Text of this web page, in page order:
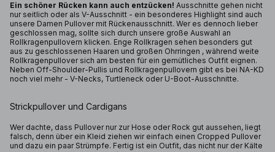
Ein schöner Rücken kann auch entzücken! Ausschnitte gehen nicht
nur seitlich oder als V-Ausschnitt - ein besonderes Highlight sind auch
unsere Damen Pullover mit Rückenausschnitt. Wer es dennoch lieber
geschlossen mag, sollte sich durch unsere große Auswahl an
Rollkragenpullovern klicken. Enge Rollkragen sehen besonders gut
aus zu geschlossenen Haaren und großen Ohrringen , während weite
Rollkragenpullover sich am besten für ein gemütliches Outfit eignen.
Neben Off-Shoulder-Pullis und Rollkragenpullovern gibt es bei NA-KD
noch viel mehr - V-Necks, Turtleneck oder U-Boot-Ausschnitte.
Strickpullover und Cardigans
Wer dachte, dass Pullover nur zur Hose oder Rock gut aussehen, liegt
falsch, denn über ein Kleid ziehen wir einfach einen Cropped Pullover
und dazu ein paar Strümpfe. Fertig ist ein Outfit, das nicht nur der Kälte